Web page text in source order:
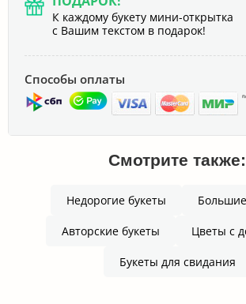
К каждому букету мини-открытка
с Вашим текстом в подарок!
Способы оплаты
Смотрите также:
Недорогие букеты
Авторские букеты Цветы с
Букеты для свидания